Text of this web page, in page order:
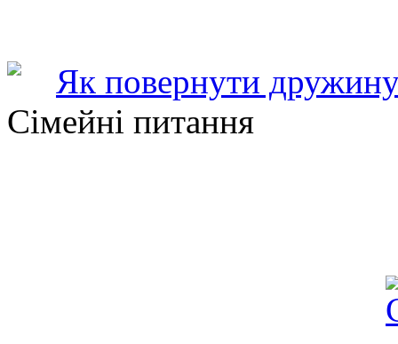
Як повернути
Сімейні питання